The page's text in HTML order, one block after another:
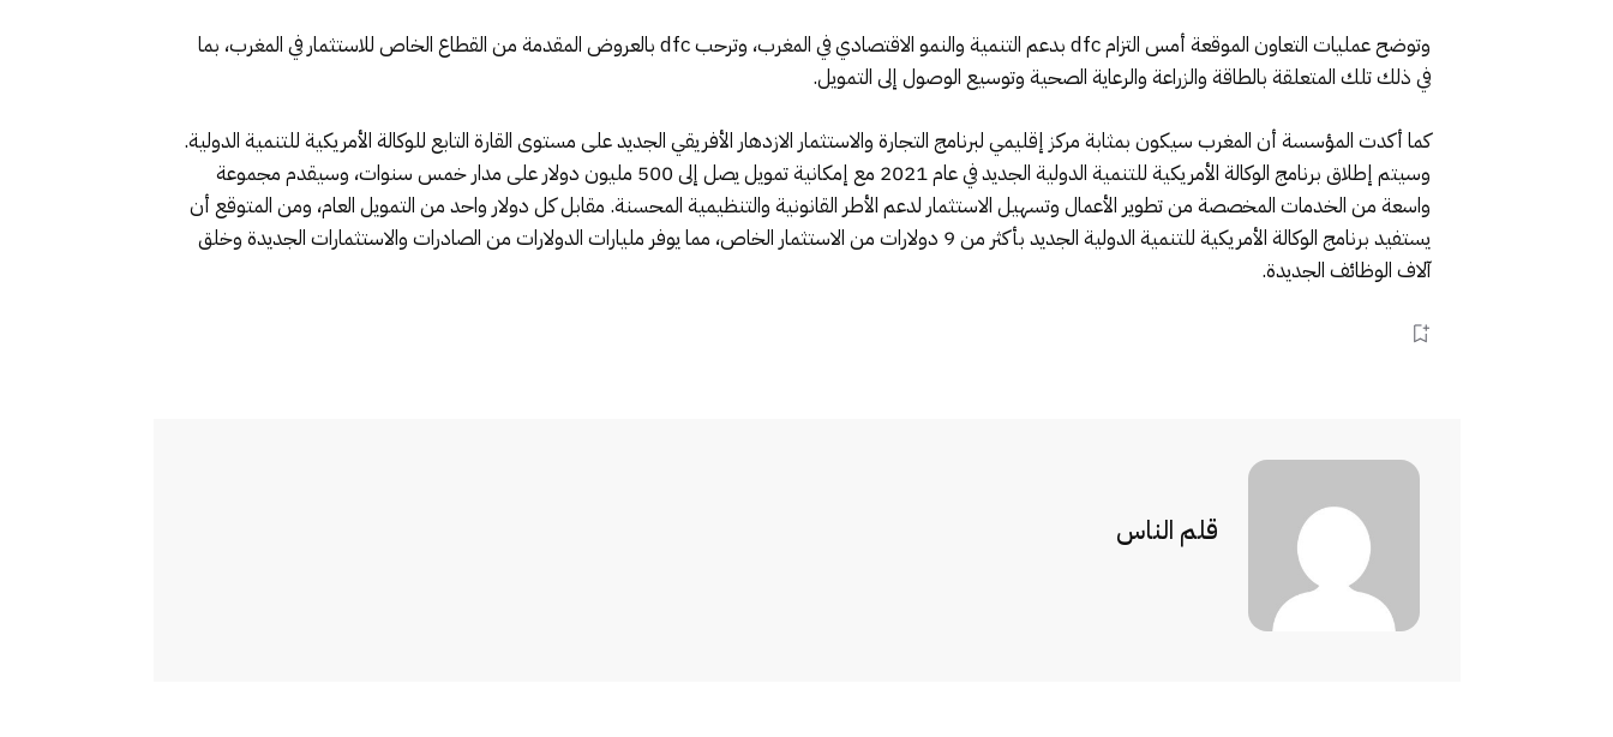
وتوضح عمليات التعاون الموقعة أمس التزام dfc بدعم التنمية والنمو الاقتصادي في المغرب، وترحب dfc بالعروض المقدمة من القطاع الخاص للاستثمار في المغرب، بما
في ذلك تلك المتعلقة بالطاقة والزراعة والرعاية الصحية وتوسيع الوصول إلى التمويل.
كما أكدت المؤسسة أن المغرب سيكون بمثابة مركز إقليمي لبرنامج التجارة والاستثمار الازدهار الأفريقي الجديد على مستوى القارة التابع للوكالة الأمريكية للتنمية الدولية.
وسيتم إطلاق برنامج الوكالة الأمريكية للتنمية الدولية الجديد في عام 2021 مع إمكانية تمويل يصل إلى 500 مليون دولار على مدار خمس سنوات، وسيقدم مجموعة
واسعة من الخدمات المخصصة من تطوير الأعمال وتسهيل الاستثمار لدعم الأطر القانونية والتنظيمية المحسنة. مقابل كل دولار واحد من التمويل العام، ومن المتوقع أن
يستفيد برنامج الوكالة الأمريكية للتنمية الدولية الجديد بأكثر من 9 دولارات من الاستثمار الخاص، مما يوفر مليارات الدولارات من الصادرات والاستثمارات الجديدة وخلق
آلاف الوظائف الجديدة.
قلم الناس